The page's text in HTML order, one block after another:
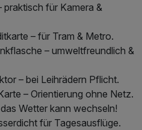
für Kamera &
– für Tram & Metro.
– umweltfreundlich &
– bei Leihrädern Pflicht.
– Orientierung ohne Netz.
Wetter kann wechseln!
für Tagesausflüge.